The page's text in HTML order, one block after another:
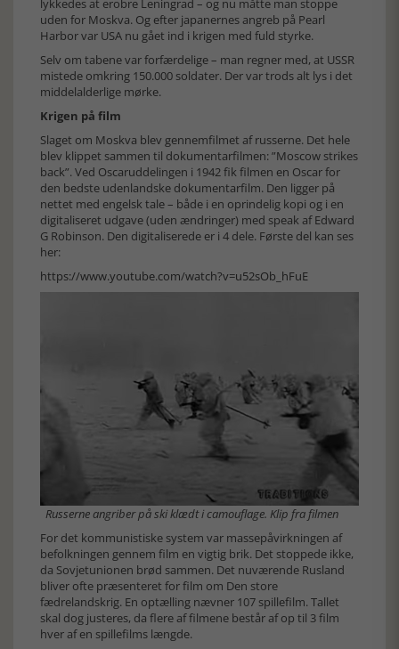
lykkedes at erobre Leningrad – og nu måtte man stoppe
uden for Moskva. Og efter japanernes angreb på Pearl
Harbor var USA nu gået ind i krigen med fuld styrke.
Selv om tabene var forfærdelige – man regner med, at USSR
mistede omkring 150.000 soldater. Der var trods alt lys i det
middelalderlige mørke.
Krigen på film
Slaget om Moskva blev gennemfilmet af russerne. Det hele
blev klippet sammen til dokumentarfilmen: ”Moscow strikes
back”. Ved Oscaruddelingen i 1942 fik filmen en Oscar for
den bedste udenlandske dokumentarfilm. Den ligger på
nettet med engelsk tale – både i en oprindelig kopi og i en
digitaliseret udgave (uden ændringer) med speak af Edward
G Robinson. Den digitaliserede er i 4 dele. Første del kan ses
her:
https://www.youtube.com/watch?v=u52sOb_hFuE
Russerne angriber på ski klædt i camouflage. Klip fra filmen
For det kommunistiske system var massepåvirkningen af
befolkningen gennem film en vigtig brik. Det stoppede ikke,
da Sovjetunionen brød sammen. Det nuværende Rusland
bliver ofte præsenteret for film om Den store
fædrelandskrig. En optælling nævner 107 spillefilm. Tallet
skal dog justeres, da flere af filmene består af op til 3 film
hver af en spillefilms længde.